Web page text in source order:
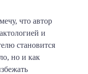
что автор
и
становится
но и как